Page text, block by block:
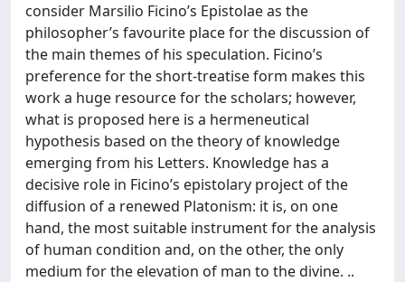
consider Marsilio Ficino’s Epistolae as the
philosopher’s favourite place for the discussion of
the main themes of his speculation. Ficino’s
preference for the short-treatise form makes this
work a huge resource for the scholars; however,
what is proposed here is a hermeneutical
hypothesis based on the theory of knowledge
emerging from his Letters. Knowledge has a
decisive role in Ficino’s epistolary project of the
diffusion of a renewed Platonism: it is, on one
hand, the most suitable instrument for the analysis
of human condition and, on the other, the only
medium for the elevation of man to the divine. ..